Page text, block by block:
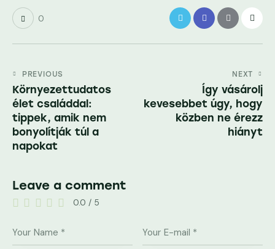
0
Bejegyzés
navigáció
PREVIOUS
Környezettudatos
élet családdal:
tippek, amik nem
bonyolítják túl a
napokat
NEXT
Így vásárolj
kevesebbet úgy, hogy
közben ne érezz
hiányt
Leave a comment
0.0 / 5